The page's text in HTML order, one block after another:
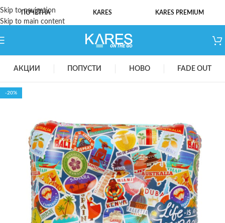
Skip to navigation
Skip to main content
ПОЧЕТНА KARES KARES PREMIUM
АКЦИИ ПОПУСТИ НОВО FADE OUT
-20%